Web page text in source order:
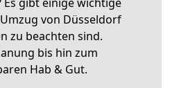
von Düsseldorf
zu beachten sind.
bis hin zum
Hab & Gut.